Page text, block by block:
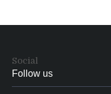
Social
Follow us